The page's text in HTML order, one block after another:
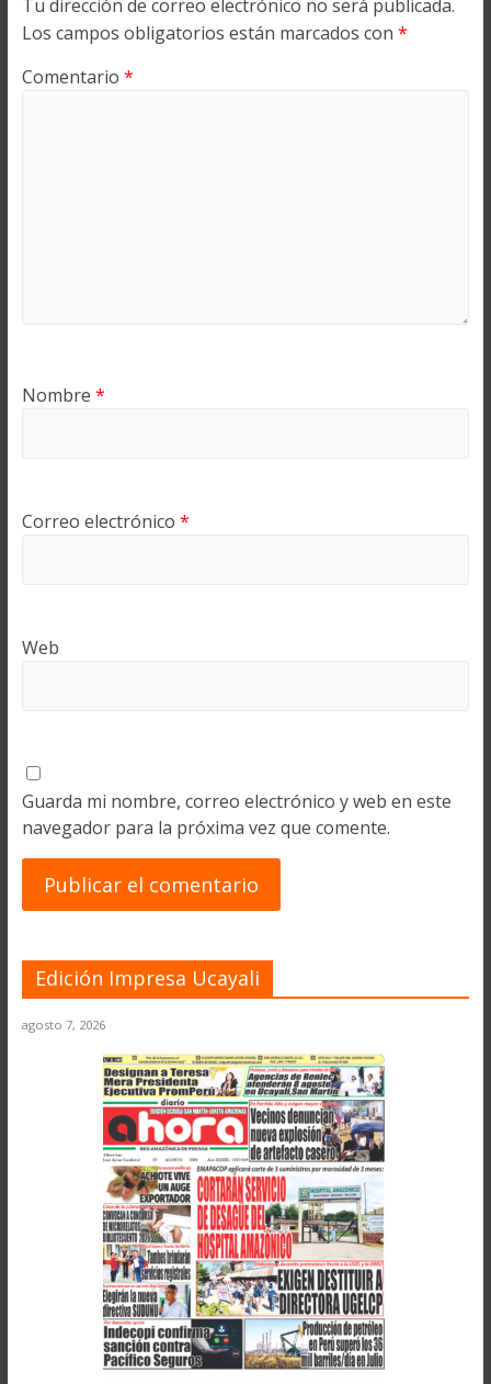
Tu dirección de correo electrónico no será publicada.
Los campos obligatorios están marcados con *
Comentario *
Nombre *
Correo electrónico *
Web
Guarda mi nombre, correo electrónico y web en este
navegador para la próxima vez que comente.
Edición Impresa Ucayali
agosto 7, 2026